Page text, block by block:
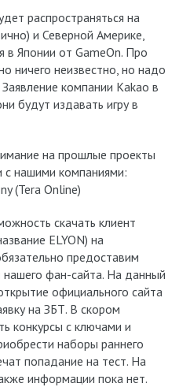
распространяться на
и Северной Америке,
в Японии от GameOn. Про
ничего неизвестно, но надо
компании Kakao в
будут издавать игру в
на прошлые проекты
с нашими компаниями:
(Tera Online)
скачать клиент
ELYON) на
предоставим
нашего фан-сайта. На данный
официального сайта
на ЗБТ. В скором
конкурсы с ключами и
наборы раннего
попадание на тест. На
информации пока нет.